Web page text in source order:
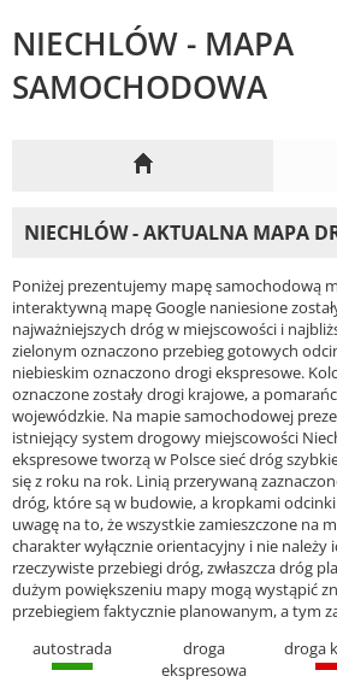
NIECHLÓW - MAPA
SAMOCHODOWA
NIECHLÓW - AKTUALNA MAPA
Poniżej prezentujemy mapę samochodową
interaktywną mapę Google naniesione
najważniejszych dróg w miejscowości i
zielonym oznaczono przebieg gotowych
niebieskim oznaczono drogi ekspresowe.
oznaczone zostały drogi krajowe, a
wojewódzkie. Na mapie samochodowej
istniejący system drogowy miejscowości
ekspresowe tworzą w Polsce sieć dróg
się z roku na rok. Linią przerywaną
dróg, które są w budowie, a kropkami
uwagę na to, że wszystkie zamieszczone na
charakter wyłącznie orientacyjny i nie należy
rzeczywiste przebiegi dróg, zwłaszcza dróg
dużym powiększeniu mapy mogą wystąpić
przebiegiem faktycznie planowanym, a tym
autostrada
droga
ekspresowa
droga